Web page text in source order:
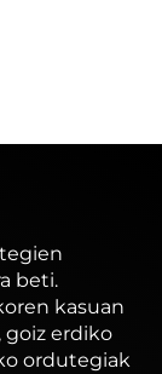
beti.
kasuan
goiz erdiko
ordutegiak